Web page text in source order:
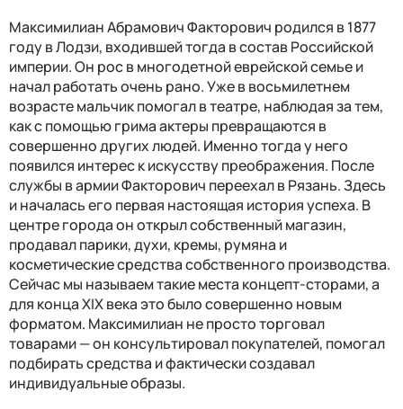
Максимилиан Абрамович Факторович родился в 1877
году в Лодзи, входившей тогда в состав Российской
империи. Он рос в многодетной еврейской семье и
начал работать очень рано. Уже в восьмилетнем
возрасте мальчик помогал в театре, наблюдая за тем,
как с помощью грима актеры превращаются в
совершенно других людей. Именно тогда у него
появился интерес к искусству преображения. После
службы в армии Факторович переехал в Рязань. Здесь
и началась его первая настоящая история успеха. В
центре города он открыл собственный магазин,
продавал парики, духи, кремы, румяна и
косметические средства собственного производства.
Сейчас мы называем такие места концепт-сторами, а
для конца XIX века это было совершенно новым
форматом. Максимилиан не просто торговал
товарами — он консультировал покупателей, помогал
подбирать средства и фактически создавал
индивидуальные образы.